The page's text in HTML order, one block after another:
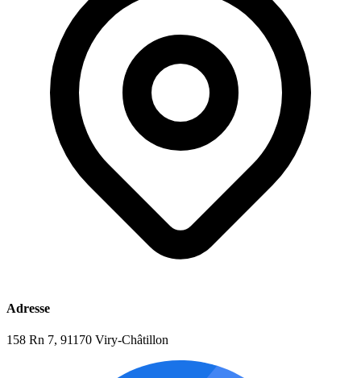
Adresse
158 Rn 7, 91170 Viry-Châtillon